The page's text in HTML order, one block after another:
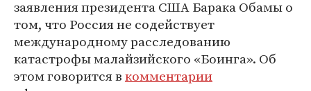
заявления президента США Барака Обамы о
том, что Россия не содействует
международному расследованию
катастрофы малайзийского «Боинга». Об
этом говорится вкомментарии